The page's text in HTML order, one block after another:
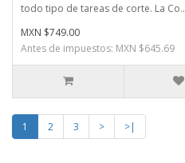
todo tipo de tareas de corte. La Co..
MXN $749.00
Antes de impuestos: MXN $645.69
1 2 3 >
>|